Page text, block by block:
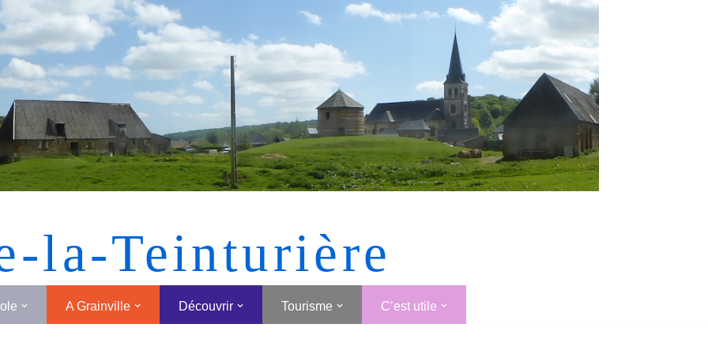
[MONTRER SOUS FORME DE VIGNETTES]
la-Teinturière
A Grainville Découvrir Tourisme C’est utile